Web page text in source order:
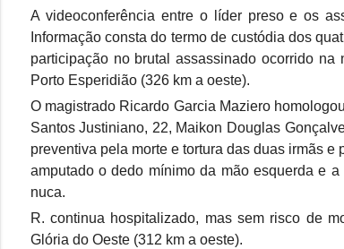
A videoconferência entre o líder preso e os
Informação consta do termo de custódia dos
participação no brutal assassinado ocorrido
Porto Esperidião (326 km a oeste).
O magistrado Ricardo Garcia Maziero
Santos Justiniano, 22, Maikon Douglas
preventiva pela morte e tortura das duas irmãs
amputado o dedo mínimo da mão esquerda e
nuca.
R. continua hospitalizado, mas sem risco de
Glória do Oeste (312 km a oeste).